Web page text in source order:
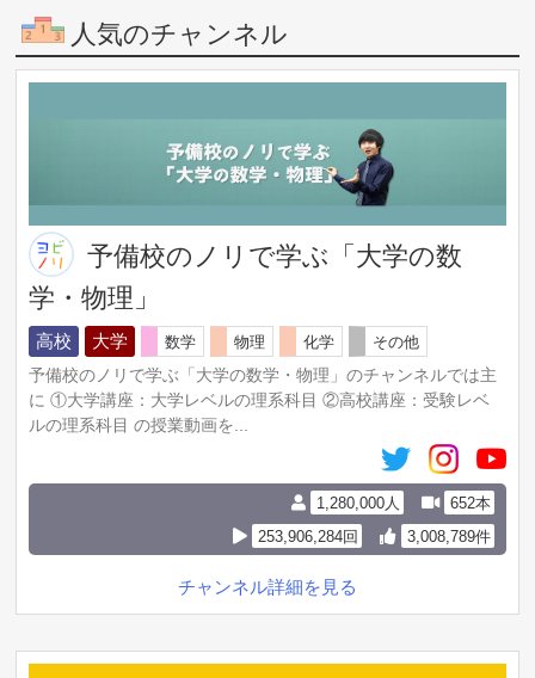
人気のチャンネル
予備校のノリで学ぶ「大学の数
学・物理」
高校 大学 数学 物理 化学
その他
予備校のノリで学ぶ「大学の数学・物理」のチャンネルでは主
に ①大学講座：大学レベルの理系科目 ②高校講座：受験レベ
ルの理系科目 の授業動画を...
1,280,000人
652本
253,906,284回
3,008,789件
チャンネル詳細を見る